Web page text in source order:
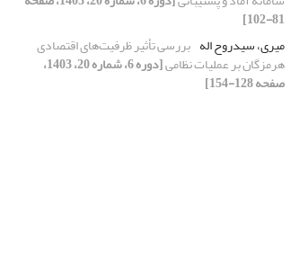
81-102]
میری، سیدروح اله بررسی تأثیر ظرفیت‌های اقتصادی
هرمزگان بر عملیات نظامی [دوره 6، شماره 20، 1403،
صفحه 128-154]